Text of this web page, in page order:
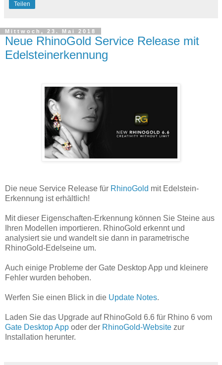
Teilen
Mittwoch, 23. Mai 2018
Neue RhinoGold Service Release mit
Edelsteinerkennung
Die neue Service Release für RhinoGold mit Edelstein-
Erkennung ist erhältlich!
Mit dieser Eigenschaften-Erkennung können Sie Steine aus
Ihren Modellen importieren. RhinoGold erkennt und
analysiert sie und wandelt sie dann in parametrische
RhinoGold-Edelseine um.
Auch einige Probleme der Gate Desktop App und kleinere
Fehler wurden behoben.
Werfen Sie einen Blick in die Update Notes.
Laden Sie das Upgrade auf RhinoGold 6.6 für Rhino 6 vom
Gate Desktop App oder der RhinoGold-Website zur
Installation herunter.